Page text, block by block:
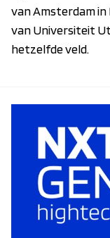
van Amsterdam in
van Universiteit
hetzelfde veld.